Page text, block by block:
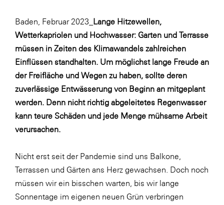
SeneCura
SERVICE&MORE
Somfy
Sony DADC
STIHL Tirol
VALETTA
Verband Druck Medien Österreich
Baden, Februar 2023_ Lange Hitzewellen,
Wetterkapriolen und Hochwasser: Garten und Terrasse
müssen in Zeiten des Klimawandels zahlreichen
Einflüssen standhalten. Um möglichst lange Freude an
der Freifläche und Wegen zu haben, sollte deren
zuverlässige Entwässerung von Beginn an mitgeplant
werden. Denn nicht richtig abgeleitetes Regenwasser
kann teure Schäden und jede Menge mühsame Arbeit
verursachen.
Nicht erst seit der Pandemie sind uns Balkone,
Terrassen und Gärten ans Herz gewachsen. Doch noch
müssen wir ein bisschen warten, bis wir lange
Sonnentage im eigenen neuen Grün verbringen